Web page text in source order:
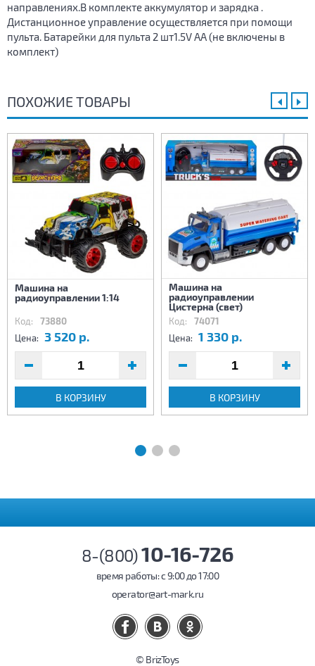
направлениях.В комплекте аккумулятор и зарядка .
Дистанционное управление осуществляется при помощи
пульта. Батарейки для пульта 2 шт1.5V AA (не включены в
комплект)
ПОХОЖИЕ ТОВАРЫ
Машина на
радиоуправлении 1:14
Код: 73880
Цена: 3 520 р.
В КОРЗИНУ
Машина на
радиоуправлении
Цистерна (свет)
Код: 74071
Цена: 1 330 р.
В КОРЗИНУ
8-(800)10-16-726
время работы: c 9:00 до 17:00
operator@art-mark.ru
© BrizToys